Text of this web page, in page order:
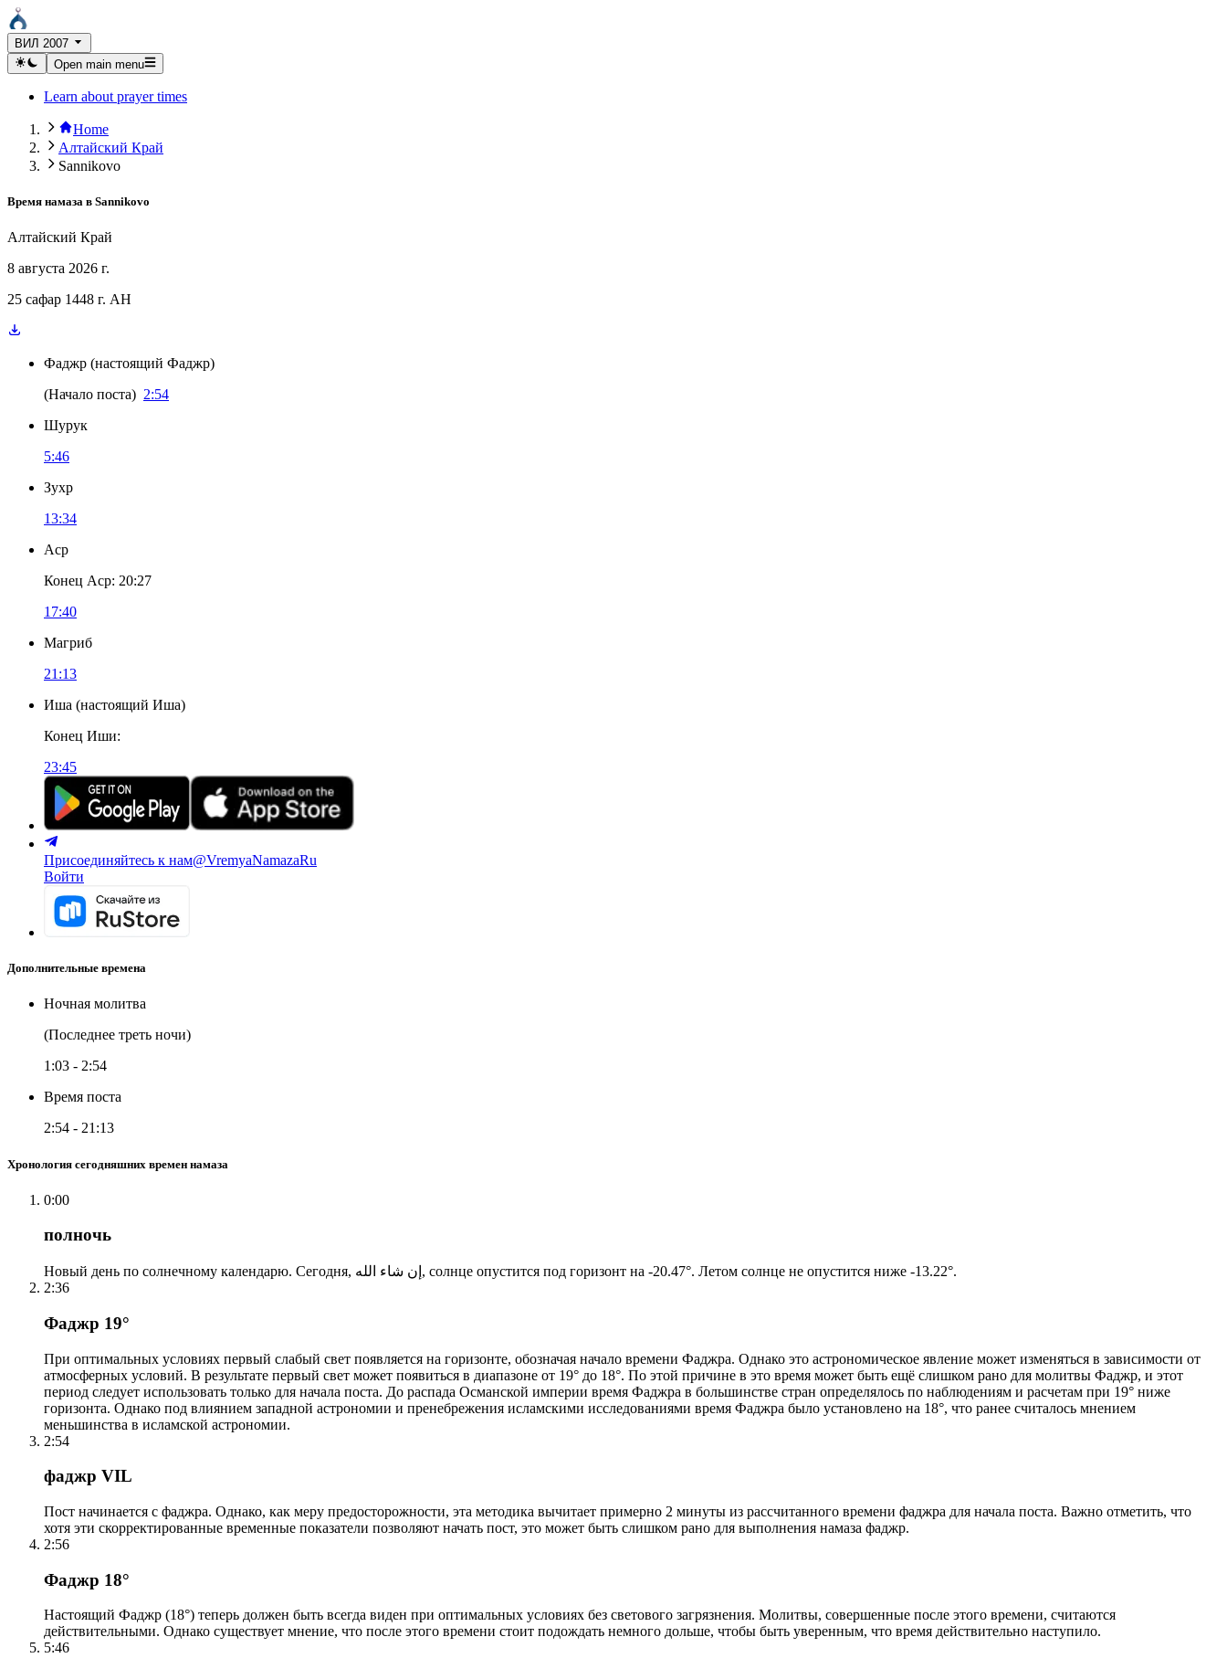
ВИЛ 2007
Open main menu
Learn about prayer times
Home
Алтайский Край
Sannikovo
Время намаза в Sannikovo
Алтайский Край
8 августа 2026 г.
25 сафар 1448 г. AH
Фаджр (настоящий Фаджр)
(Начало поста) 2:54
Шурук
5:46
Зухр
13:34
Аср
Конец Аср: 20:27
17:40
Магриб
21:13
Иша (настоящий Иша)
Конец Иши:
23:45
Присоединяйтесь к нам@VremyaNamazaRu
Войти
Дополнительные времена
Ночная молитва
(Последнее треть ночи)
1:03 - 2:54
Время поста
2:54 - 21:13
Хронология сегодняшних времен намаза
0:00
полночь
Новый день по солнечному календарю. Сегодня, إن شاء الله, солнце опустится под горизонт на -20.47°. Летом солнце не опустится ниже -13.22°.
2:36
Фаджр 19°
При оптимальных условиях первый слабый свет появляется на горизонте, обозначая начало времени Фаджра. Однако это астрономическое явление может изменяться в зависимости от
атмосферных условий. В результате первый свет может появиться в диапазоне от 19° до 18°. По этой причине в это время может быть ещё слишком рано для молитвы Фаджр, и этот
период следует использовать только для начала поста. До распада Османской империи время Фаджра в большинстве стран определялось по наблюдениям и расчетам при 19° ниже
горизонта. Однако под влиянием западной астрономии и пренебрежения исламскими исследованиями время Фаджра было установлено на 18°, что ранее считалось мнением
меньшинства в исламской астрономии.
2:54
фаджр VIL
Пост начинается с фаджра. Однако, как меру предосторожности, эта методика вычитает примерно 2 минуты из рассчитанного времени фаджра для начала поста. Важно отметить, что
хотя эти скорректированные временные показатели позволяют начать пост, это может быть слишком рано для выполнения намаза фаджр.
2:56
Фаджр 18°
Настоящий Фаджр (18°) теперь должен быть всегда виден при оптимальных условиях без светового загрязнения. Молитвы, совершенные после этого времени, считаются
действительными. Однако существует мнение, что после этого времени стоит подождать немного дольше, чтобы быть уверенным, что время действительно наступило.
5:46